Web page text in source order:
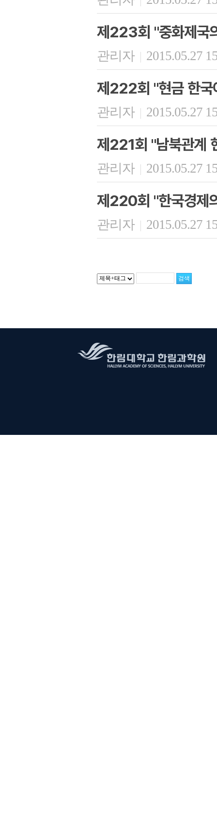
제223회 "중화제국
관리자 | 2015.05.27
제222회 "현금 한국
관리자 | 2015.05.27
제221회 "남북관계
관리자 | 2015.05.27
제220회 "한국경제
관리자 | 2015.05.27